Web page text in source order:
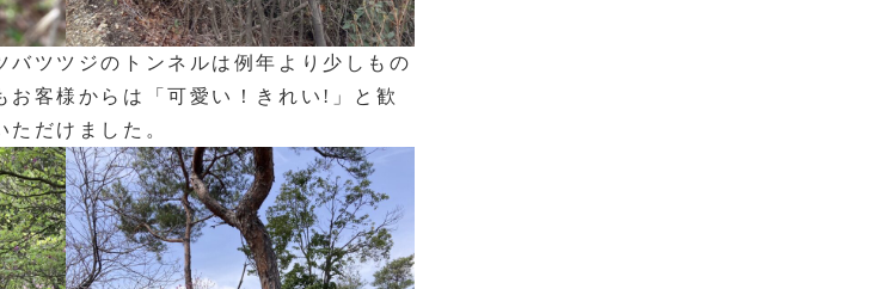
ツツジのトンネルは例年より少しもの
客様からは「可愛い！きれい!」と歓
ただけました。